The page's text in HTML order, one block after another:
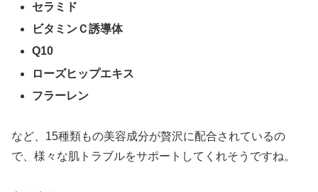
セラミド
ビタミンＣ誘導体
Q10
ローズヒップエキス
フラーレン
など、15種類もの美容成分が贅沢に配合されているの
で、様々な肌トラブルをサポートしてくれそうですね。